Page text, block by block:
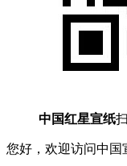
中国红星宣纸
您好，欢迎访问中国